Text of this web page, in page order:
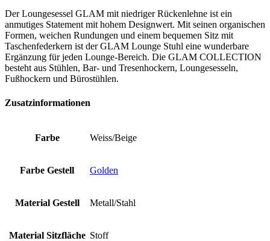
Der Loungesessel GLAM mit niedriger Rückenlehne ist ein
anmutiges Statement mit hohem Designwert. Mit seinen organischen
Formen, weichen Rundungen und einem bequemen Sitz mit
Taschenfederkern ist der GLAM Lounge Stuhl eine wunderbare
Ergänzung für jeden Lounge-Bereich. Die GLAM COLLECTION
besteht aus Stühlen, Bar- und Tresenhockern, Loungesesseln,
Fußhockern und Bürostühlen.
Zusatzinformationen
Farbe Weiss/Beige
Farbe Gestell Golden
Material Gestell Metall/Stahl
Material Sitzfläche Stoff